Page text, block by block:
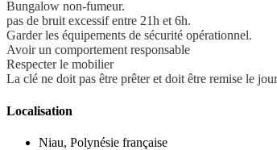
Bungalow non-fumeur.
pas de bruit excessif entre 21h et 6h.
Garder les équipements de sécurité opérationnel.
Avoir un comportement responsable
Respecter le mobilier
La clé ne doit pas être prêter et doit être remise le
Localisation
Niau, Polynésie française